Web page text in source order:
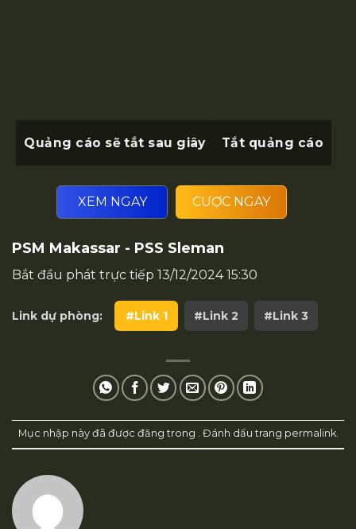
Quảng cáo sẽ tắt sau giây Tắt quảng cáo
XEM NGAY CƯỢC NGAY
PSM Makassar - PSS Sleman
Bắt đầu phát trực tiếp 13/12/2024 15:30
Link dự phòng: #Link 1 #Link 2 #Link 3
Mục nhập này đã được đăng trong . Đánh dấu trang permalink.